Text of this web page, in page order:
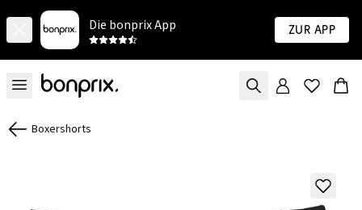
Die bonprix App Zur App
Boxershorts